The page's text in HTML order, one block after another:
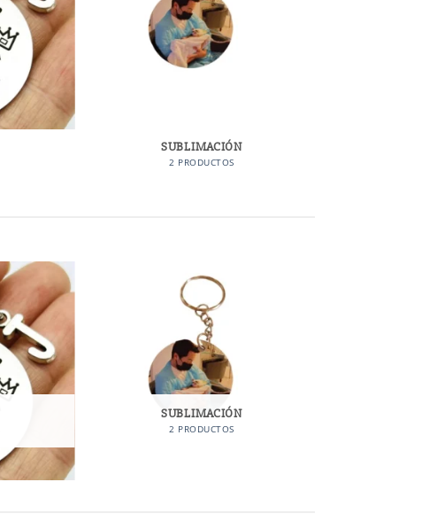
SUBLIMACIÓN
2 PRODUCTOS
SUBLIMACIÓN
2 PRODUCTOS